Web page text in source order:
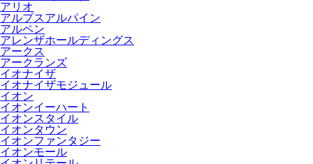
アリオ
アルプスアルパイン
アルペン
アレンザホールディングス
アークス
アークランズ
イオナイザ
イオナイザモジュール
イオン
イオンイーハート
イオンスタイル
イオンタウン
イオンファンタジー
イオンモール